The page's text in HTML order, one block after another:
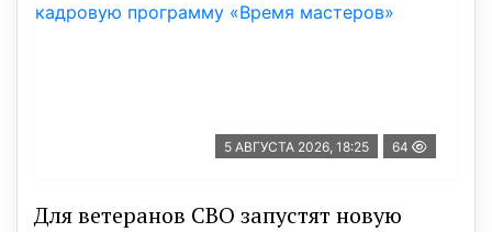
5 АВГУСТА 2026, 18:25 64
Для ветеранов СВО запустят новую